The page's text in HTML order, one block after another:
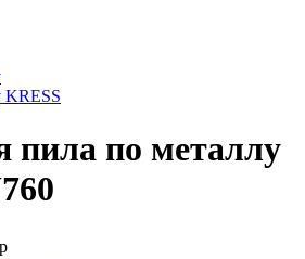
по металлу